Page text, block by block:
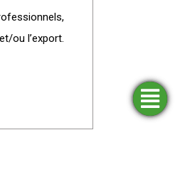
ou l’export.
Trouver
une
agence
Demander
un
financement
Simulateurs
Ouvrir
un
compte